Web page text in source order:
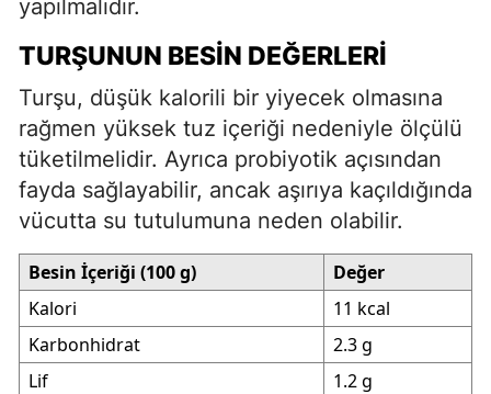
yapılmalıdır.
TURŞUNUN BESIN DEĞERLERI
Turşu, düşük kalorili bir yiyecek olmasına
rağmen yüksek tuz içeriği nedeniyle ölçülü
tüketilmelidir. Ayrıca probiyotik açısından
fayda sağlayabilir, ancak aşırıya kaçıldığında
vücutta su tutulumuna neden olabilir.
Besin İçeriği (100 g)
Değer
Kalori
11 kcal
Karbonhidrat
2.3 g
Lif
1.2 g